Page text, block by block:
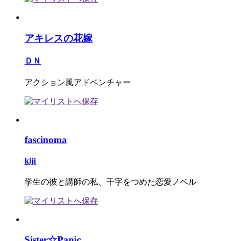
アキレスの花嫁
ＤＮ
アクション風アドベンチャー
fascinoma
kiji
学生の彼と講師の私、千字をつめた恋愛ノベル